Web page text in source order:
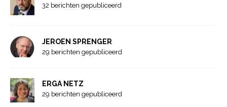
32 berichten gepubliceerd
JEROEN SPRENGER
29 berichten gepubliceerd
ERGA NETZ
29 berichten gepubliceerd